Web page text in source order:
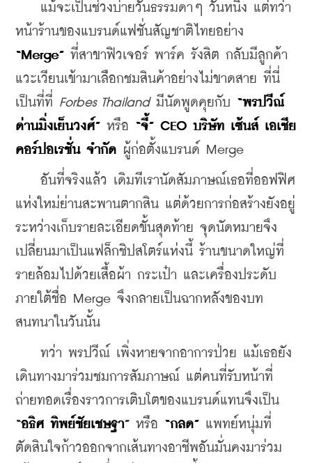
แม้จะเป็นช่วงบ่ายวันธรรมดาๆ วันหนึ่ง แต่ทว่า
“Merge” ที่สาขาฟิวเจอร์ พาร์ค รังสิต กลับมีลูกค้า
แวะเวียนเข้ามาเลือกชมสินค้าอย่างไม่ขาดสาย ที่นี่
เป็นที่ที่ Forbes Thailand มีนัดพูดคุยกับ “พรปวีณ์
ด่านมิ่งเย็นวงศ์” หรือ “จี้” CEO บริษัท เซ้นส์ เอเชีย
คอร์ปอเรชั่น จำกัด ผู้ก่อตั้งแบรนด์ Merge
อันที่จริงแล้ว เดิมทีเรานัดสัมภาษณ์เธอที่ออฟฟิศ
แห่งใหม่ย่านสะพานตากสิน แต่ด้วยการก่อสร้างยังอยู่
ระหว่างเก็บรายละเอียดขั้นสุดท้าย จุดนัดหมายจึง
เปลี่ยนมาเป็นแฟล็กชิปสโตร์แห่งนี้ ร้านขนาดใหญ่ที่
รายล้อมไปด้วยเสื้อผ้า กระเป๋า และเครื่องประดับ
ภายใต้ชื่อ Merge จึงกลายเป็นฉากหลังของบท
สนทนาในวันนั้น
ทว่า พรปวีณ์ เพิ่งหายจากอาการป่วย แม้เธอยัง
เดินทางมาร่วมชมการสัมภาษณ์ แต่คนที่รับหน้าที่
“อธิศ ทิพย์ชัยเชษฐา” หรือ “กลด” แพทย์หนุ่มที่
ตัดสินใจก้าวออกจากเส้นทางอาชีพอันมั่นคงมาร่วม